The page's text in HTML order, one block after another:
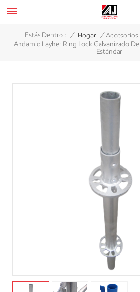
Estás Dentro : / Hogar / Accesorios
Andamio Layher Ring Lock Galvanizado
Estándar